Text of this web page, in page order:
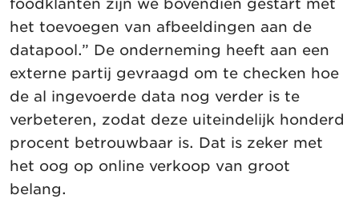
foodklanten zijn we bovendien gestart met
het toevoegen van afbeeldingen aan de
datapool.” De onderneming heeft aan een
externe partij gevraagd om te checken hoe
de al ingevoerde data nog verder is te
verbeteren, zodat deze uiteindelijk honderd
procent betrouwbaar is. Dat is zeker met
het oog op online verkoop van groot
belang.